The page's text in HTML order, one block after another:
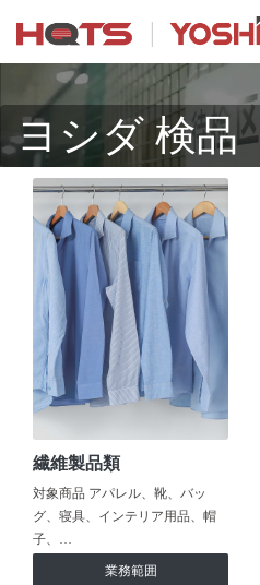
ヨシダ 検品
繊維製品類
対象商品 アパレル、靴、バッ
グ、寝具、インテリア用品、帽
子、…
業務範囲